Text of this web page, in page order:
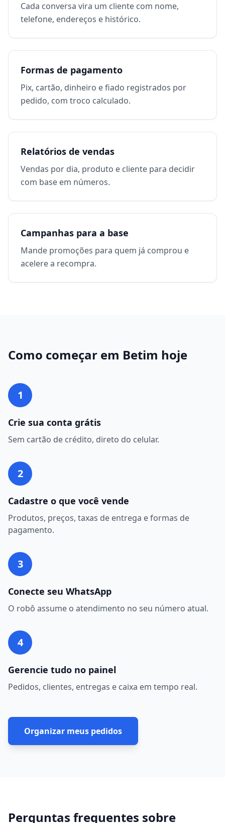
Cada conversa vira um cliente com nome,
telefone, endereços e histórico.
Formas de pagamento
Pix, cartão, dinheiro e fiado registrados por
pedido, com troco calculado.
Relatórios de vendas
Vendas por dia, produto e cliente para decidir
com base em números.
Campanhas para a base
Mande promoções para quem já comprou e
acelere a recompra.
Como começar em Betim hoje
1
Crie sua conta grátis
Sem cartão de crédito, direto do celular.
2
Cadastre o que você vende
Produtos, preços, taxas de entrega e formas de
pagamento.
3
Conecte seu WhatsApp
O robô assume o atendimento no seu número atual.
4
Gerencie tudo no painel
Pedidos, clientes, entregas e caixa em tempo real.
Organizar meus pedidos
Perguntas frequentes sobre